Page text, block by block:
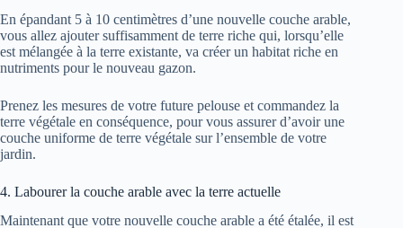
En épandant 5 à 10 centimètres d’une nouvelle couche arable,
vous allez ajouter suffisamment de terre riche qui, lorsqu’elle
est mélangée à la terre existante, va créer un habitat riche en
nutriments pour le nouveau gazon.
Prenez les mesures de votre future pelouse et commandez la
terre végétale en conséquence, pour vous assurer d’avoir une
couche uniforme de terre végétale sur l’ensemble de votre
jardin.
4. Labourer la couche arable avec la terre actuelle
Maintenant que votre nouvelle couche arable a été étalée, il est